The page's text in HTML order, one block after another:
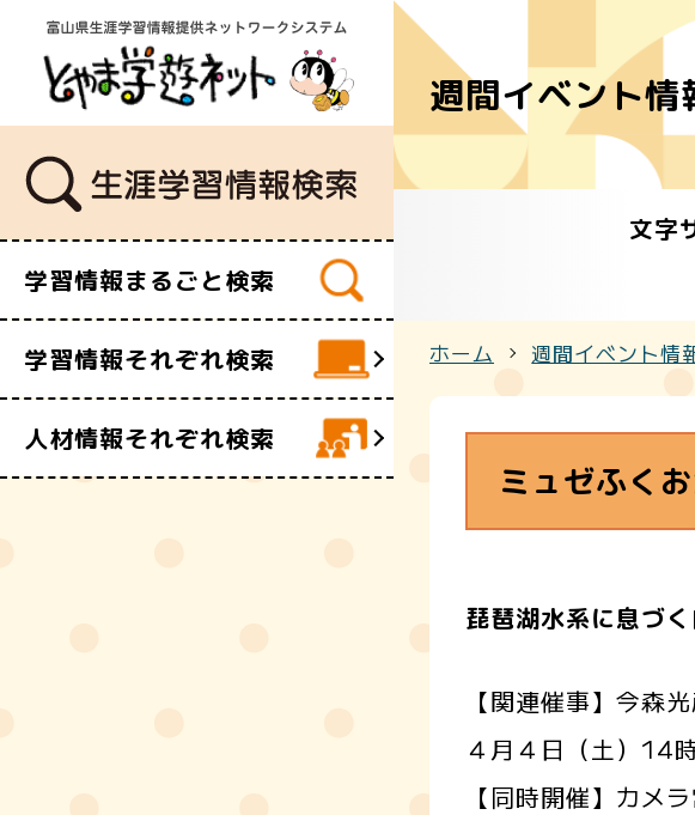
学習情報まるごと検索
学習情報それぞれ検索
学習講座
人材情報それぞれ検索
講師・指導者
ボランティア
週間イベント情
文字
ホーム 週間イベント情
ミュゼふく
琵琶湖水系に息づ
【関連催事】今森
４月４日（土）14
【同時開催】カメ